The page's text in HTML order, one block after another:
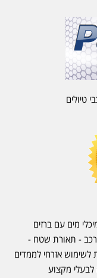
טיולים
מים עם ברזים
- תאורת שטח -
לשימוש אזרחי לממדים
לבעלי מקצוע